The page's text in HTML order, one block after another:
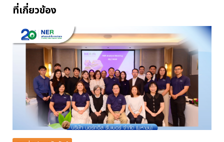
ที่เกี่ยวข้อง